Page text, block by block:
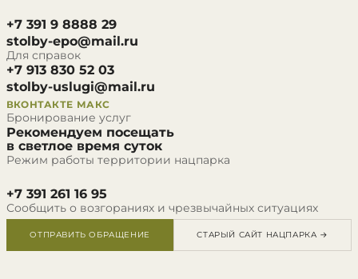
+7 391 9 8888 29
stolby-epo@mail.ru
Для справок
+7 913 830 52 03
stolby-uslugi@mail.ru
ВКОНТАКТЕ МАКС
Бронирование услуг
Рекомендуем посещать
в светлое время суток
Режим работы территории нацпарка
+7 391 261 16 95
Сообщить о возгораниях и чрезвычайных ситуациях
ОТПРАВИТЬ ОБРАЩЕНИЕ СТАРЫЙ САЙТ НАЦПАРКА →